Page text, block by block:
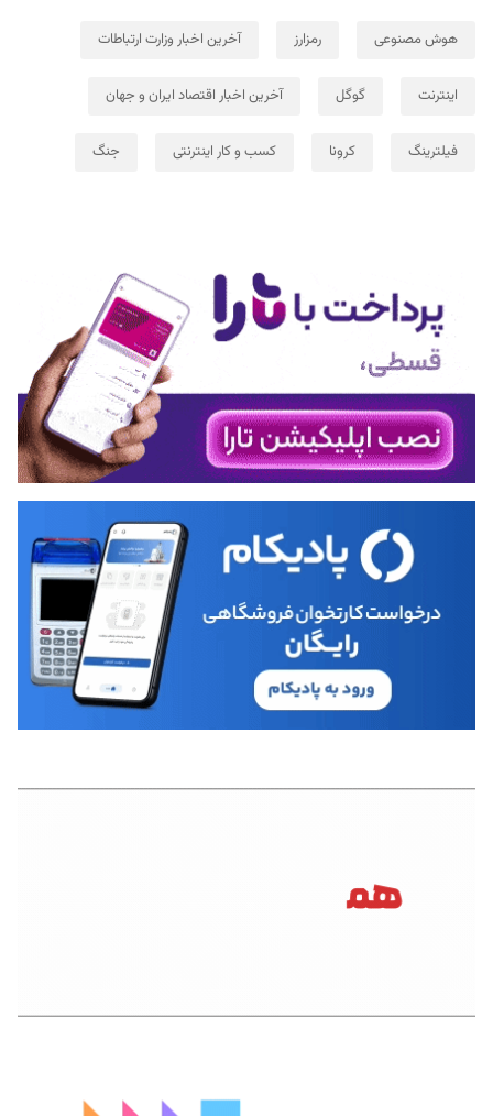
هوش مصنوعی رمزارز آخرین اخبار وزارت ارتباطات
اینترنت گوگل آخرین اخبار اقتصاد ایران و جهان
فیلترینگ کرونا کسب و کار اینترنتی جنگ